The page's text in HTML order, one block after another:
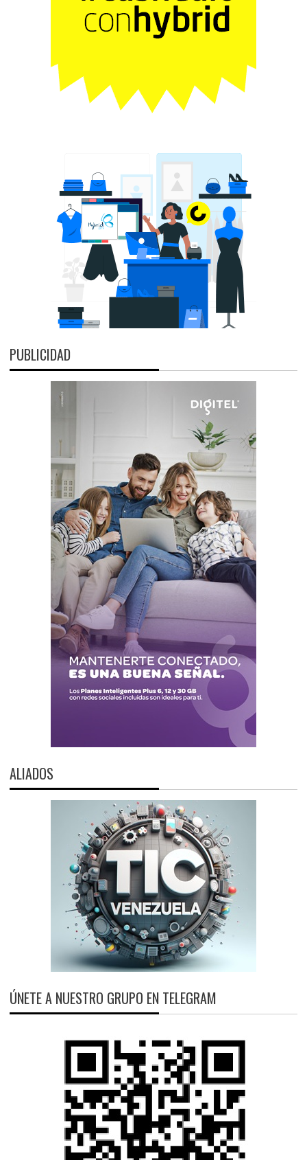
PUBLICIDAD
ALIADOS
ÚNETE A NUESTRO GRUPO EN TELEGRAM